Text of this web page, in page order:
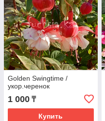
Golden Swingtime /
укор.черенок
1 000 ₸
Купить